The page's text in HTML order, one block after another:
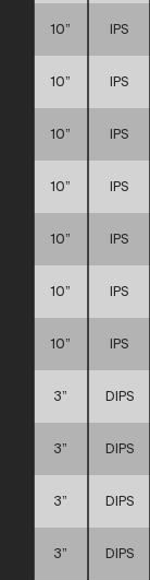
10” IPS
10” IPS
10” IPS
10” IPS
10” IPS
10” IPS
10” IPS
3” DIPS
3” DIPS
3” DIPS
3” DIPS